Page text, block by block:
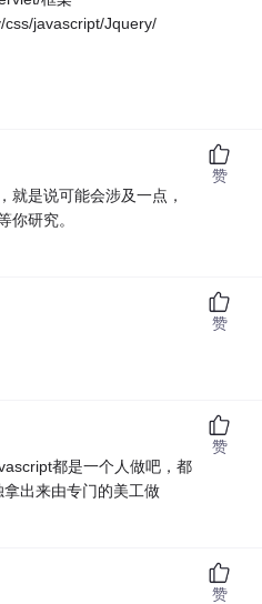
css/javascript/Jquery/
就是说可能会涉及一点，
你研究。
赞
赞
都是一个人做吧，都
出来由专门的美工做
赞
赞